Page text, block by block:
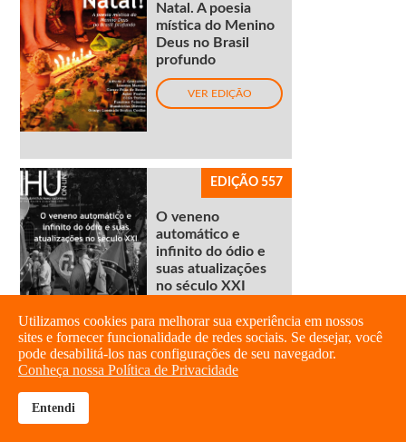
Natal. A poesia
mística do Menino
Deus no Brasil
profundo
VER EDIÇÃO
EDIÇÃO 557
O veneno
automático e
infinito do ódio e
suas atualizações
no século XXI
VER EDIÇÃO
brightness_high
Utilizamos cookies para melhorar sua experiência em nossos
sites e fornecer funcionalidade de redes sociais. Se desejar, você
pode desabilitá-los nas configurações de seu navegador.
Conheça nossa Política de Privacidade
Entendi